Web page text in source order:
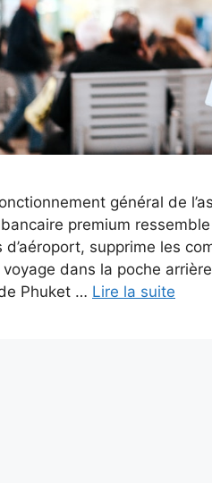
général de
premium
d’aéroport, supprime les
dans la poche
Phuket … Lire la suite